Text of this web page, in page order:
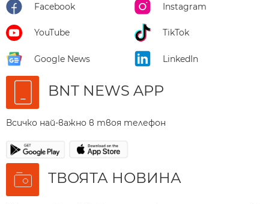
Facebook Instagram
YouTube TikTok
Google News LinkedIn
BNT NEWS APP
Всичко най-важно в твоя телефон
ТВОЯТА НОВИНА